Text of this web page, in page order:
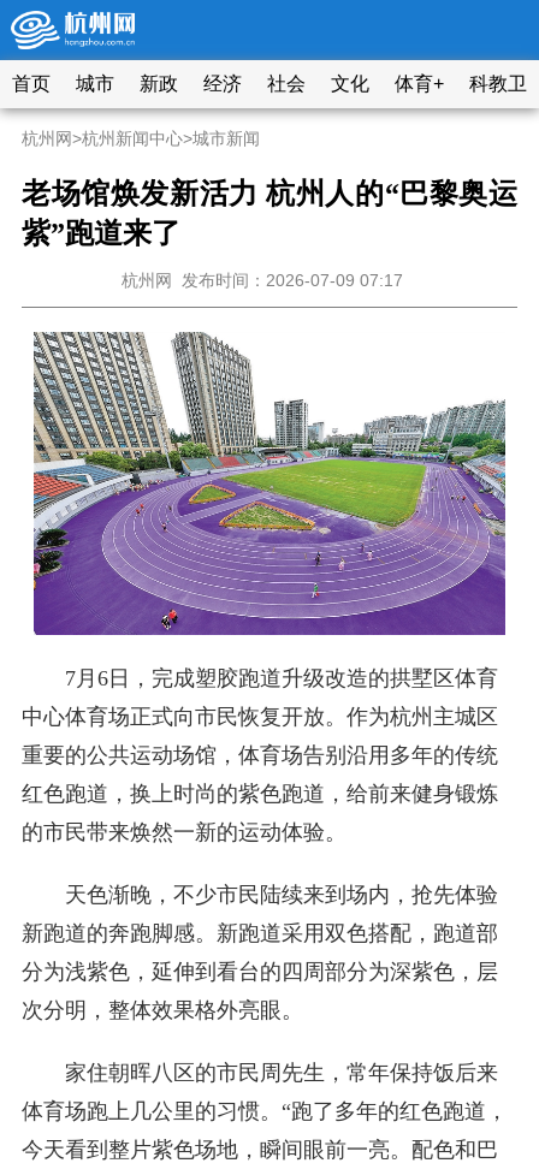
首页 城市 新政 经济 社会 文化 体育+ 科教卫
杭州网>杭州新闻中心>城市新闻
老场馆焕发新活力 杭州人的“巴黎奥运
紫”跑道来了
杭州网 发布时间：2026-07-09 07:17
7月6日，完成塑胶跑道升级改造的拱墅区体育
中心体育场正式向市民恢复开放。作为杭州主城区
重要的公共运动场馆，体育场告别沿用多年的传统
红色跑道，换上时尚的紫色跑道，给前来健身锻炼
的市民带来焕然一新的运动体验。
天色渐晚，不少市民陆续来到场内，抢先体验
新跑道的奔跑脚感。新跑道采用双色搭配，跑道部
分为浅紫色，延伸到看台的四周部分为深紫色，层
次分明，整体效果格外亮眼。
家住朝晖八区的市民周先生，常年保持饭后来
体育场跑上几公里的习惯。“跑了多年的红色跑道，
今天看到整片紫色场地，瞬间眼前一亮。配色和巴